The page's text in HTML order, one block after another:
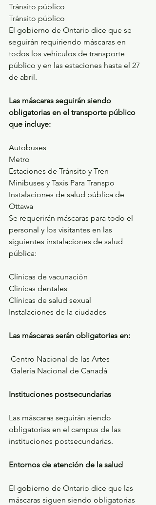
Tránsito público
Tránsito público
El gobierno de Ontario dice que se
seguirán requiriendo máscaras en
todos los vehículos de transporte
público y en las estaciones hasta el 27
de abril.
Las máscaras seguirán siendo
obligatorias en el transporte público
que incluye:
Autobuses
Metro
Estaciones de Tránsito y Tren
Minibuses y Taxis Para Transpo
Instalaciones de salud pública de
Ottawa
Se requerirán máscaras para todo el
personal y los visitantes en las
siguientes instalaciones de salud
pública:
Clínicas de vacunación
Clínicas dentales
Clínicas de salud sexual
Instalaciones de la ciudades
Las máscaras serán obligatorias en:
Centro Nacional de las Artes
Galería Nacional de Canadá
Instituciones postsecundarias
Las máscaras seguirán siendo
obligatorias en el campus de las
instituciones postsecundarias.
Entornos de atención de la salud
El gobierno de Ontario dice que las
máscaras siguen siendo obligatorias